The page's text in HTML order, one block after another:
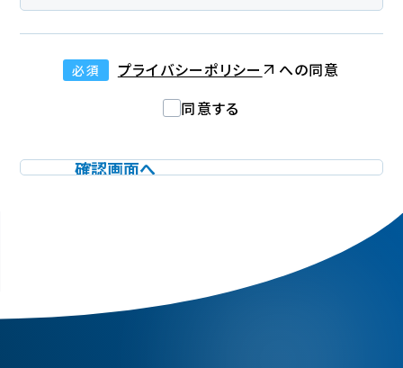
必須 プライバシーポリシー
への同意
同意する